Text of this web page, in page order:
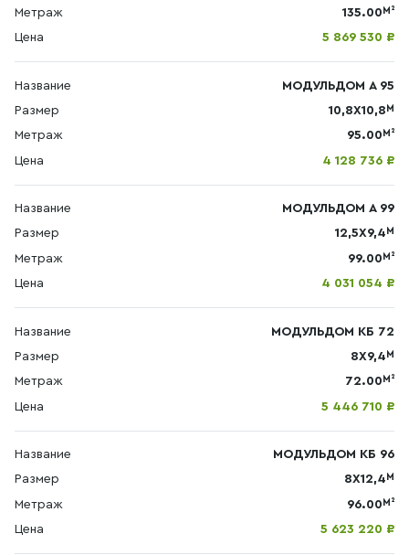
Метраж 135.00М²
Цена 5 869 530 ₽
Название
МОДУЛЬДОМ А 95
Размер
10,8X10,8М
Метраж 95.00М²
Цена 4 128 736 ₽
Название
МОДУЛЬДОМ А 99
Размер
12,5X9,4 М
Метраж 99.00М²
Цена 4 031 054 ₽
Название
МОДУЛЬДОМ КБ 72
Размер
8X9,4М
Метраж 72.00М²
Цена 5 446 710 ₽
Название
МОДУЛЬДОМ КБ 96
Размер
8X12,4 М
Метраж 96.00М²
Цена 5 623 220 ₽